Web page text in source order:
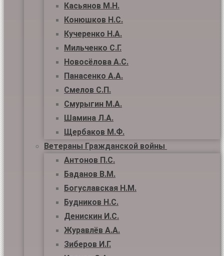
Касьянов М.Н.
Конюшков Н.С.
Кучеренко Н.А.
Мильченко С.Г.
Новосёлова А.С.
Панасенко А.А.
Смелов С.П.
Смурыгин М.А.
Шамина Л.А.
Щербаков М.Ф.
Ветераны Гражданской войны
Антонов П.С.
Баданов В.М.
Богуславская Н.М.
Будников Н.С.
Денискин И.С.
Журавлёв А.А.
Зиберов И.Г.